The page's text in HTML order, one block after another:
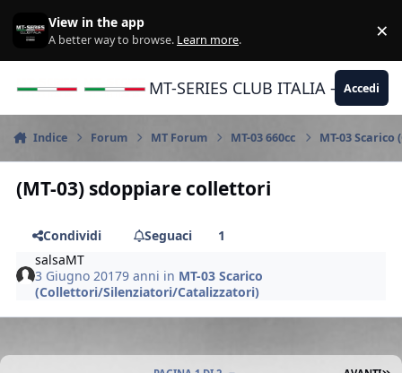
View in the app
A better way to browse. Learn more. ×
MT-SERIES CLUB ITALIA -Accedi
Indice Forum MT Forum MT-03 660cc MT-03
(MT-03) sdoppiare collettori
Condividi Seguaci
1
salsaMT
3 Giugno 20179 anni in MT-03 Scarico
(Collettori/Silenziatori/Catalizzatori)